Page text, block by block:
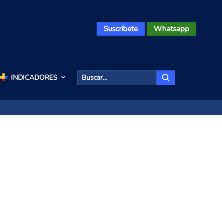
Suscríbete Whatsapp
INDICADORES